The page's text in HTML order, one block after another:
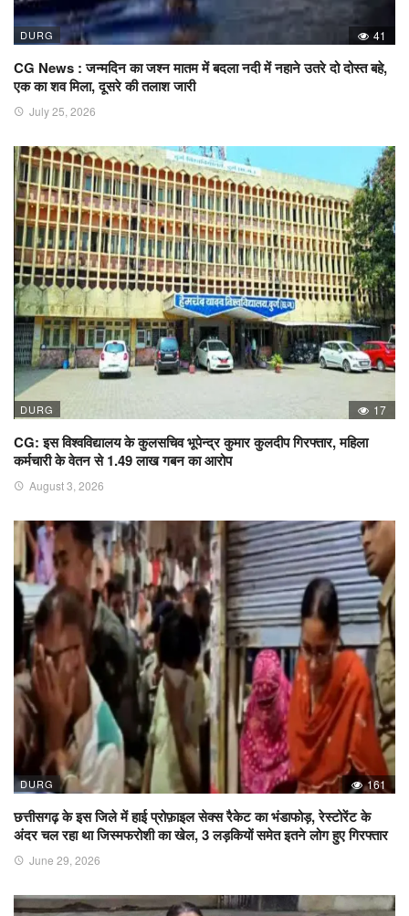
DURG 41
CG News : जन्मदिन का जश्न मातम में बदला नदी में नहाने उतरे दो दोस्त बहे,
एक का शव मिला, दूसरे की तलाश जारी
July 25, 2026
DURG 17
CG: इस विश्वविद्यालय के कुलसचिव भूपेन्द्र कुमार कुलदीप गिरफ्तार, महिला
कर्मचारी के वेतन से 1.49 लाख गबन का आरोप
August 3, 2026
DURG 161
छत्तीसगढ़ के इस जिले में हाई प्रोफ़ाइल सेक्स रैकेट का भंडाफोड़, रेस्टोरेंट के
अंदर चल रहा था जिस्मफरोशी का खेल, 3 लड़कियों समेत इतने लोग हुए गिरफ्तार
June 29, 2026